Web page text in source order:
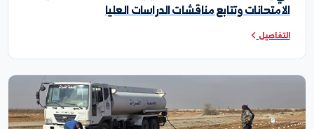
القاعة إلى الحقل: طلبة المحاصيل الحقلية في زيارة علمية
الأبحاث